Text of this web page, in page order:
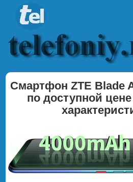
Смартфон ZTE Blade
по доступной